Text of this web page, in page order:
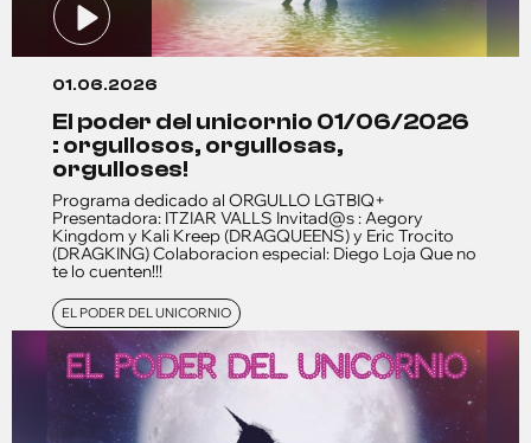
01.06.2026
el poder del unicornio 01/06/2026
: orgullosos, orgullosas,
orgulloses!
Programa dedicado al ORGULLO LGTBIQ+
Presentadora: ITZIAR VALLS Invitad@s : Aegory
Kingdom y Kali Kreep (DRAGQUEENS) y Eric Trocito
(DRAGKING) Colaboracion especial: Diego Loja Que no
te lo cuenten!!!
EL PODER DEL UNICORNIO